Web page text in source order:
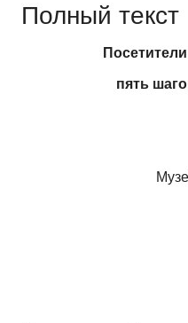
Полный текст
пять